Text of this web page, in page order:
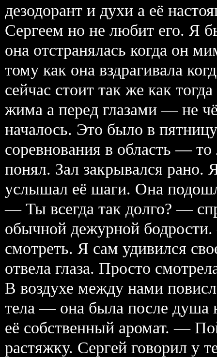
дезодорант и духи а её
Сергеем но не любит его. Я
она отстранялась когда он
тому как она вздрагивала
сейчас стоит так же как
жима а перед глазами — не
началось. Это было в
соревнования в область —
понял. Зал закрывался рано.
услышал её шаги. Она
— Ты всегда так долго? —
обычной дежурной
смотреть. Я сам удивился
отвела глаза. Просто
В воздухе между нами
тела — она была после душа
её собственный аромат. —
растяжку. Сергей говорил